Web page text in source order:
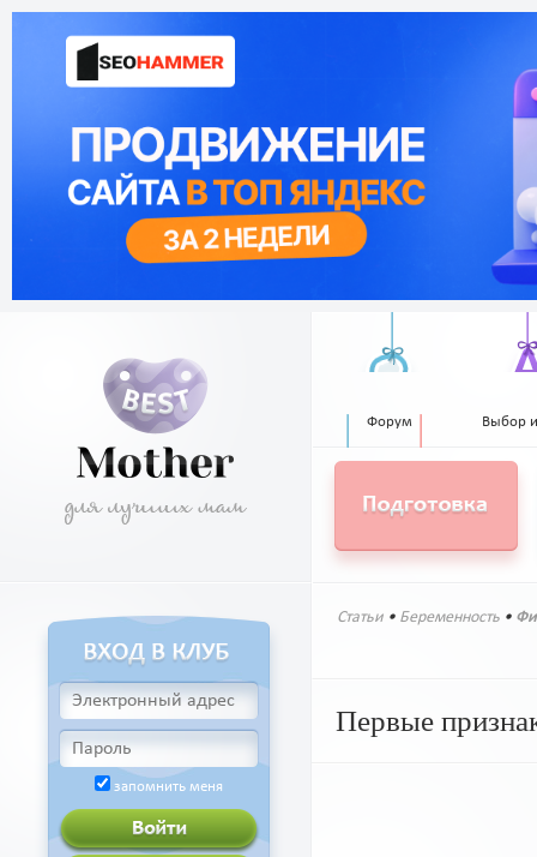
запомнить меня
Форум Выбор
Статьи • Беременность •
Первые